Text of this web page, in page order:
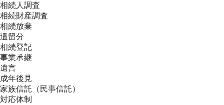
相続人調査
相続財産調査
相続放棄
遺留分
相続登記
事業承継
遺言
成年後見
家族信託（民事信託）
対応体制